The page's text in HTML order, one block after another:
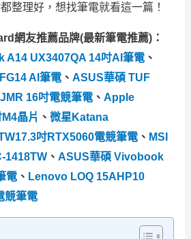
整理好，想找筆電就看這一篇！
網友推薦品牌(最新筆電推薦)：
A14 UX3407QA 14吋AI筆電、
AI筆電、 ASUS華碩 TUF
16吋電競筆電、 Apple
晶片 、 微星Katana
吋RTX5060電競筆電、 MSI
1418TW、 ASUS華碩 Vivobook
電、 Lenovo LOQ 15AHP10
競筆電